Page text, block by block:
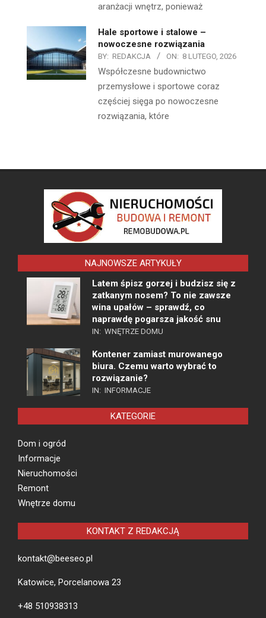
aranżacji wnętrz, ponieważ
Hale sportowe i stalowe –
nowoczesne rozwiązania
BY: REDAKCJA ON: 8 LUTEGO, 2026
Współczesne budownictwo
przemysłowe i sportowe coraz
częściej sięga po nowoczesne
rozwiązania, które
NAJNOWSZE ARTYKUŁY
Latem śpisz gorzej i budzisz się z
zatkanym nosem? To nie zawsze
wina upałów – sprawdź, co
naprawdę pogarsza jakość snu
IN: WNĘTRZE DOMU
Kontener zamiast murowanego
biura. Czemu warto wybrać to
rozwiązanie?
IN: INFORMACJE
KATEGORIE
Dom i ogród
Informacje
Nieruchomości
Remont
Wnętrze domu
KONTAKT Z REDAKCJĄ
kontakt@beeseo.pl
Katowice, Porcelanowa 23
+48 510938313